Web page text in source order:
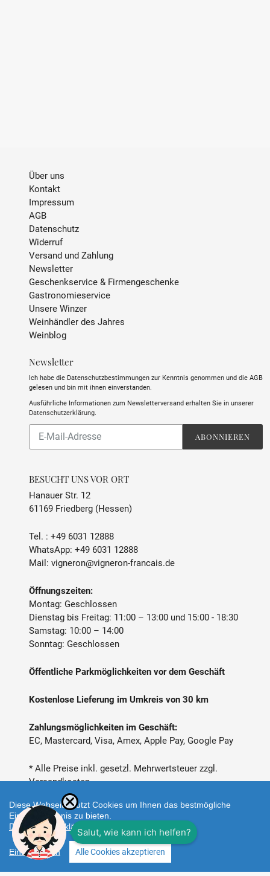
Über uns
Kontakt
Impressum
AGB
Datenschutz
Widerruf
Versand und Zahlung
Newsletter
Geschenkservice & Firmengeschenke
Gastronomieservice
Unsere Winzer
Weinhändler des Jahres
Weinblog
Newsletter
Ich habe die Datenschutzbestimmungen zur Kenntnis genommen und die AGB
gelesen und bin mit ihnen einverstanden.
Ausführliche Informationen zum Newsletterversand erhalten Sie in unserer
Datenschutzerklärung.
unsere
ABONNIEREN
BESUCHT UNS VOR ORT
Hanauer Str. 12
61169 Friedberg (Hessen)
Tel. : +49 6031 12888
WhatsApp: +49 6031 12888
Mail: vigneron@vigneron-francais.de
Öffnungszeiten:
Montag: Geschlossen
Dienstag bis Freitag: 11:00 – 13:00 und 15:00 - 18:30
Samstag: 10:00 – 14:00
Sonntag: Geschlossen
Öffentliche Parkmöglichkeiten vor dem Geschäft
Kostenlose Lieferung im Umkreis von 30 km
Zahlungsmöglichkeiten im Geschäft:
EC, Mastercard, Visa, Amex, Apple Pay, Google Pay
* Alle Preise inkl. gesetzl. Mehrwertsteuer zzgl.
Versandkosten
Zahlungsarten
Diese Webseite nutzt Cookies um Ihnen das bestmögliche
Einkaufserlebnis zu bieten.
Datenschutzerklärung
Einstellungen Alle Cookies akzeptieren